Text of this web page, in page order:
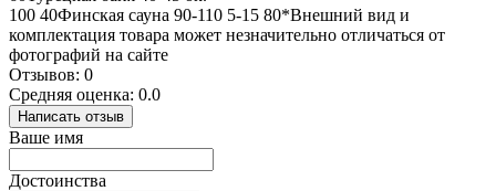
100 40Финская сауна 90-110 5-15 80*Внешний вид и
комплектация товара может незначительно отличаться от
фотографий на сайте
Отзывов: 0
Средняя оценка: 0.0
Написать отзыв
Ваше имя
Достоинства